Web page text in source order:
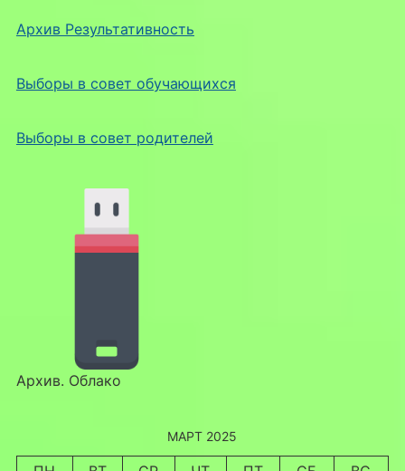
Архив Результативность
Выборы в совет обучающихся
Выборы в совет родителей
Архив. Облако
МАРТ 2025